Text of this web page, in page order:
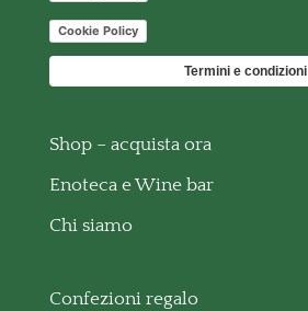
Cookie Policy
Termini e condizioni
Shop – acquista ora
Enoteca e Wine bar
Chi siamo
Confezioni regalo